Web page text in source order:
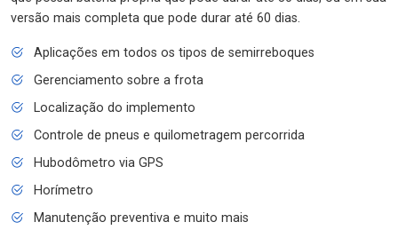
versão mais completa que pode durar até 60 dias.
Aplicações em todos os tipos de semirreboques
Gerenciamento sobre a frota
Localização do implemento
Controle de pneus e quilometragem percorrida
Hubodômetro via GPS
Horímetro
Manutenção preventiva e muito mais